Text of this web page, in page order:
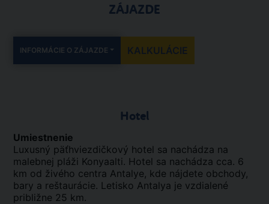
ZÁJAZDE
INFORMÁCIE O ZÁJAZDE KALKULÁCIE
Hotel
Umiestnenie
Luxusný päťhviezdičkový hotel sa nachádza na
malebnej pláži Konyaalti. Hotel sa nachádza cca. 6
km od živého centra Antalye, kde nájdete obchody,
bary a reštaurácie. Letisko Antalya je vzdialené
približne 25 km.